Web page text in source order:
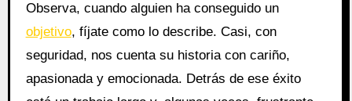
Observa, cuando alguien ha conseguido un
objetivo, fíjate como lo describe. Casi, con
seguridad, nos cuenta su historia con cariño,
apasionada y emocionada. Detrás de ese éxito